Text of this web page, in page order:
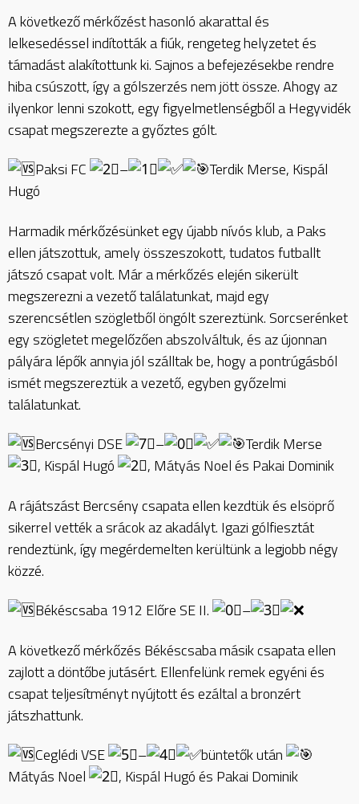
A következő mérkőzést hasonló akarattal és
lelkesedéssel indították a fiúk, rengeteg helyzetet és
támadást alakítottunk ki. Sajnos a befejezésekbe rendre
hiba csúszott, így a gólszerzés nem jött össze. Ahogy az
ilyenkor lenni szokott, egy figyelmetlenségből a Hegyvidék
csapat megszerezte a győztes gólt.
Paksi FC
–
Terdik Merse, Kispál
Hugó
Harmadik mérkőzésünket egy újabb nívós klub, a Paks
ellen játszottuk, amely összeszokott, tudatos futballt
játszó csapat volt. Már a mérkőzés elején sikerült
megszerezni a vezető találatunkat, majd egy
szerencsétlen szögletből öngólt szereztünk. Sorcserénket
egy szögletet megelőzően abszolváltuk, és az újonnan
pályára lépők annyia jól szálltak be, hogy a pontrúgásból
ismét megszereztük a vezető, egyben győzelmi
találatunkat.
Bercsényi DSE
–
Terdik Merse
, Kispál Hugó
, Mátyás Noel és Pakai Dominik
A rájátszást Bercsény csapata ellen kezdtük és elsöprő
sikerrel vették a srácok az akadályt. Igazi gólfiesztát
rendeztünk, így megérdemelten kerültünk a legjobb négy
közzé.
Békéscsaba 1912 Előre SE II.
–
A következő mérkőzés Békéscsaba másik csapata ellen
zajlott a döntőbe jutásért. Ellenfelünk remek egyéni és
csapat teljesítményt nyújtott és ezáltal a bronzért
játszhattunk.
Ceglédi VSE
–
büntetők után
Mátyás Noel
, Kispál Hugó és Pakai Dominik